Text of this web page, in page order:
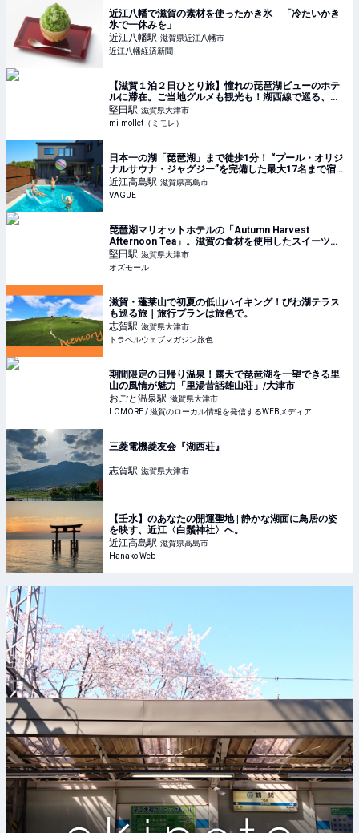
近江八幡で滋賀の素材を使ったかき氷 「冷たいかき
氷で一休みを」
近江八幡駅 滋賀県近江八幡市
近江八幡経済新聞
【滋賀１泊２日ひとり旅】憧れの琵琶湖ビューのホテ
ルに滞在。ご当地グルメも観光も！湖西線で巡る、欲
張り滋賀ひとり旅 | ひとり旅推進委員会・さかいもゆ
るの開運「ひとり旅」のススメ | mi-mollet
堅田駅 滋賀県大津市
mi-mollet（ミモレ）
日本一の湖「琵琶湖」まで徒歩1分！ “プール・オリジ
ナルサウナ・ジャグジー”を完備した最大17名まで宿泊
可能な貸別荘の魅力とは | VAGUE(ヴァーグ)
近江高島駅 滋賀県高島市
VAGUE
琵琶湖マリオットホテルの「Autumn Harvest
Afternoon Tea」。滋賀の食材を使用したスイーツ＆
セイボリー - OZmall
堅田駅 滋賀県大津市
オズモール
滋賀・蓬莱山で初夏の低山ハイキング！びわ湖テラス
も巡る旅｜旅行プランは旅色で。
志賀駅 滋賀県大津市
トラベルウェブマガジン旅色
期間限定の日帰り温泉！露天で琵琶湖を一望できる里
山の風情が魅力「里湯昔話雄山荘」/大津市
おごと温泉駅 滋賀県大津市
LOMORE / 滋賀のローカル情報を発信するWEBメディア
三菱電機菱友会『湖西荘』
志賀駅 滋賀県大津市
【壬水】のあなたの開運聖地 | 静かな湖面に鳥居の姿
を映す、近江〈白鬚神社〉へ。
近江高島駅 滋賀県高島市
Hanako Web